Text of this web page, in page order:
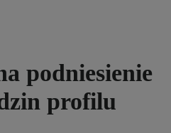
podniesienie
profilu